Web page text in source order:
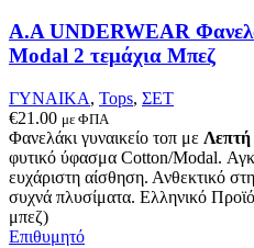
στη
σελίδα
του
Α.A UNDERWEAR
Modal 2 τεμάχια Μπεζ
ΓΥΝΑΙΚΑ, Tops, ΣΕΤ
€21.00 με ΦΠΑ
Φανελάκι γυναικείο τοπ με Λεπτή
φυτικό ύφασμα Cotton/Modal.
ευχάριστη αίσθηση. Ανθεκτικό
συχνά πλυσίματα. Ελληνικό
μπεζ)
Επιθυμητό